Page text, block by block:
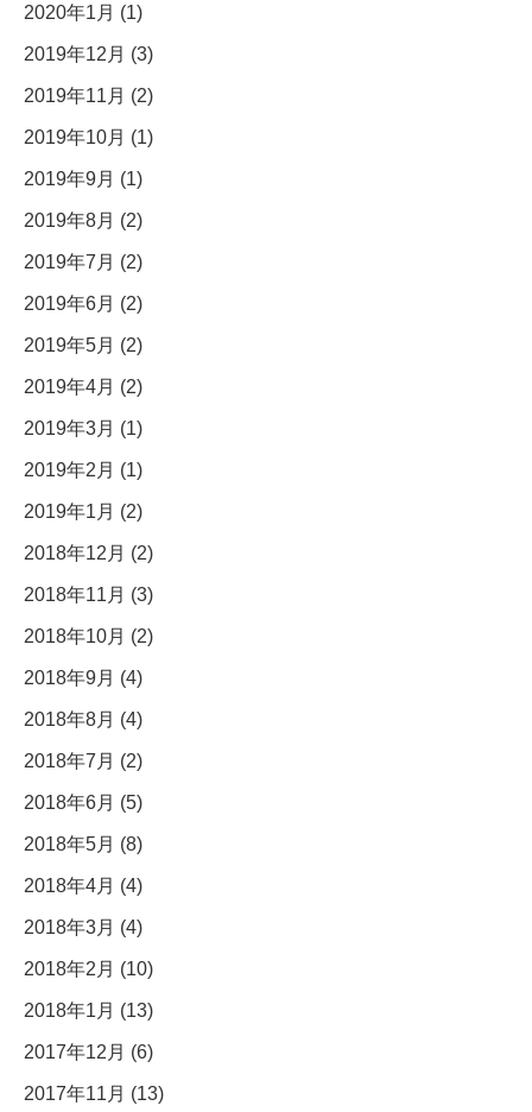
2020年1月 (1)
2019年12月 (3)
2019年11月 (2)
2019年10月 (1)
2019年9月 (1)
2019年8月 (2)
2019年7月 (2)
2019年6月 (2)
2019年5月 (2)
2019年4月 (2)
2019年3月 (1)
2019年2月 (1)
2019年1月 (2)
2018年12月 (2)
2018年11月 (3)
2018年10月 (2)
2018年9月 (4)
2018年8月 (4)
2018年7月 (2)
2018年6月 (5)
2018年5月 (8)
2018年4月 (4)
2018年3月 (4)
2018年2月 (10)
2018年1月 (13)
2017年12月 (6)
2017年11月 (13)